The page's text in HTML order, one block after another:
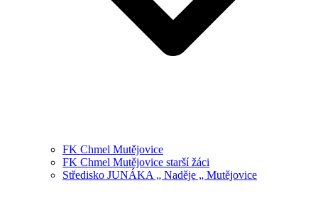
FK Chmel Mutějovice
FK Chmel Mutějovice starší žáci
Středisko JUNÁKA „ Naděje „ Mutějovice